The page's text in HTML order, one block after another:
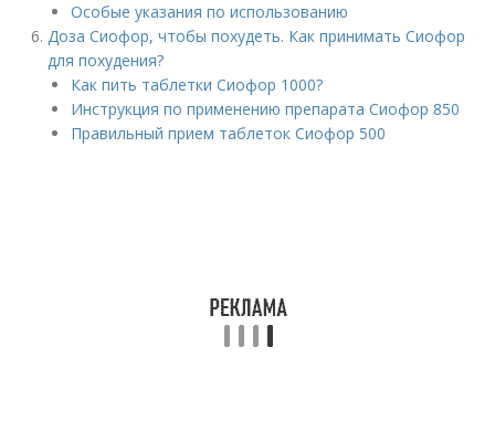
Особые указания по использованию
Доза Сиофор, чтобы похудеть. Как принимать Сиофор
для похудения?
Как пить таблетки Сиофор 1000?
Инструкция по применению препарата Сиофор 850
Правильный прием таблеток Сиофор 500